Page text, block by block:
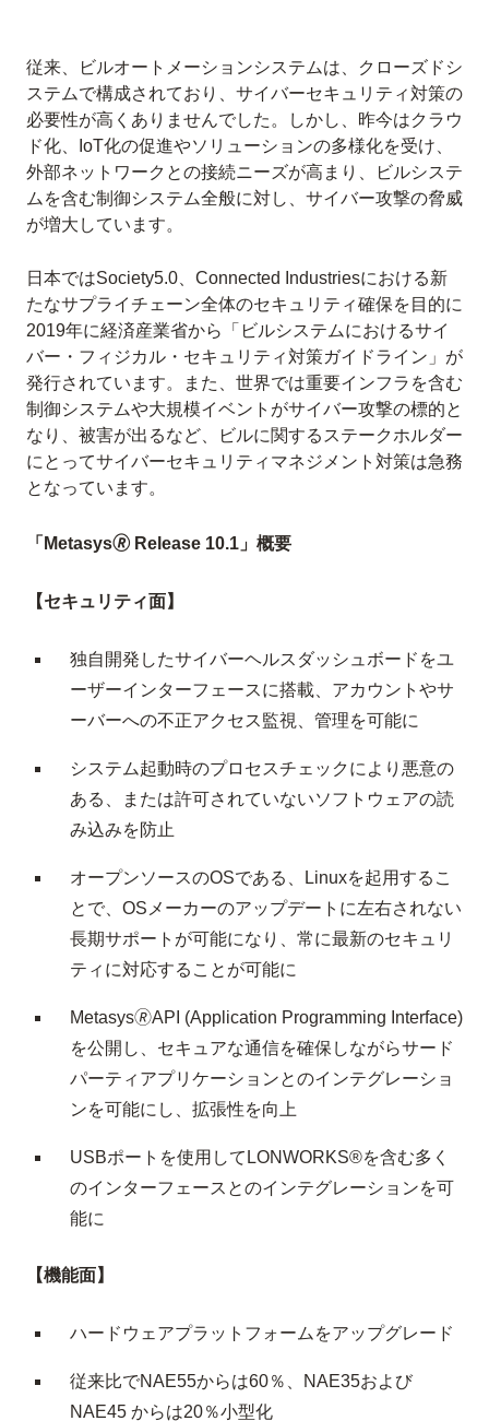
従来、ビルオートメーションシステムは、クローズドシ
ステムで構成されており、サイバーセキュリティ対策の
必要性が高くありませんでした。しかし、昨今はクラウ
ド化、IoT化の促進やソリューションの多様化を受け、
外部ネットワークとの接続ニーズが高まり、ビルシステ
ムを含む制御システム全般に対し、サイバー攻撃の脅威
が増大しています。
日本ではSociety5.0、Connected Industriesにおける新
たなサプライチェーン全体のセキュリティ確保を目的に
2019年に経済産業省から「ビルシステムにおけるサイ
バー・フィジカル・セキュリティ対策ガイドライン」が
発行されています。また、世界では重要インフラを含む
制御システムや大規模イベントがサイバー攻撃の標的と
なり、被害が出るなど、ビルに関するステークホルダー
にとってサイバーセキュリティマネジメント対策は急務
となっています。
「Metasys🄬 Release 10.1」概要
【セキュリティ面】
独自開発したサイバーヘルスダッシュボードをユ
ーザーインターフェースに搭載、アカウントやサ
ーバーへの不正アクセス監視、管理を可能に
システム起動時のプロセスチェックにより悪意の
ある、または許可されていないソフトウェアの読
み込みを防止
オープンソースのOSである、Linuxを起用するこ
とで、OSメーカーのアップデートに左右されない
長期サポートが可能になり、常に最新のセキュリ
ティに対応することが可能に
Metasys🄬API (Application Programming Interface)
を公開し、セキュアな通信を確保しながらサード
パーティアプリケーションとのインテグレーショ
ンを可能にし、拡張性を向上
USBポートを使用してLONWORKS®を含む多く
のインターフェースとのインテグレーションを可
能に
【機能面】
ハードウェアプラットフォームをアップグレード
従来比でNAE55からは60％、NAE35および
NAE45 からは20％小型化